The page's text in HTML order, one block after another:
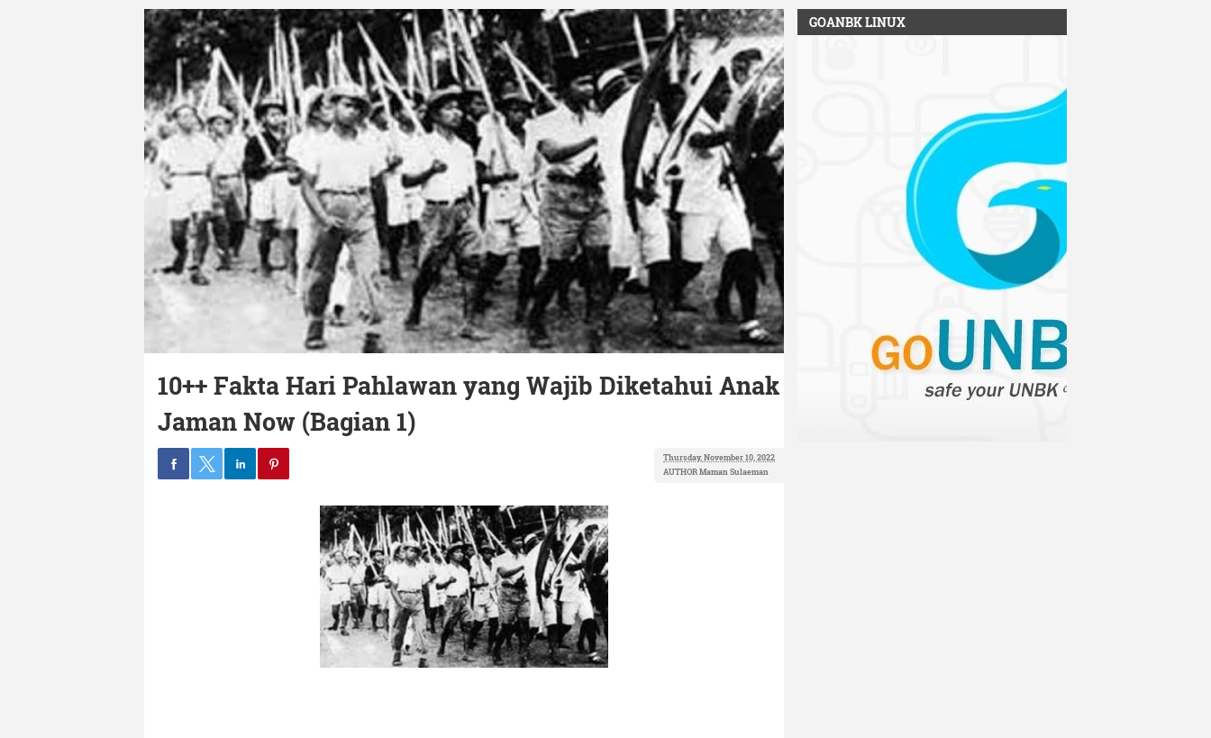
10++ Fakta Hari Pahlawan yang Wajib Diketahui Anak
Jaman Now (Bagian 1)
Thursday, November 10, 2022
AUTHORMaman Sulaeman
GOANBK LINUX